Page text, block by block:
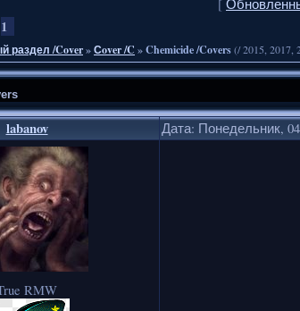
[
1
раздел /Cover»Сover /C »Chemicide /Covers(/ 2015, 2017,
labanov Дата: Понедельник,
RMW